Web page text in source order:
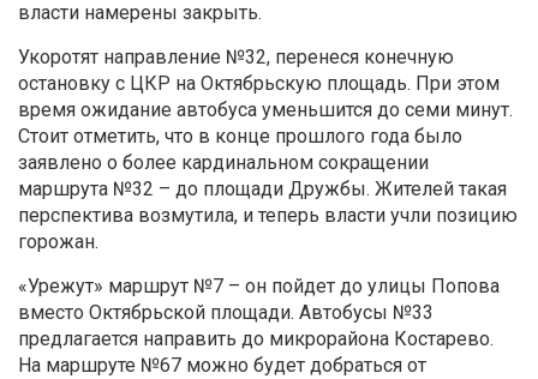
власти намерены закрыть.
Укоротят направление №32, перенеся конечную
остановку с ЦКР на Октябрьскую площадь. При этом
время ожидание автобуса уменьшится до семи минут.
Стоит отметить, что в конце прошлого года было
заявлено о более кардинальном сокращении
маршрута №32 – до площади Дружбы. Жителей такая
перспектива возмутила, и теперь власти учли позицию
горожан.
«Урежут» маршрут №7 – он пойдет до улицы Попова
вместо Октябрьской площади. Автобусы №33
предлагается направить до микрорайона Костарево.
На маршруте №67 можно будет добраться от